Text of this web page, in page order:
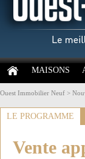
MAISONS
Ouest Immobilier Neuf >
LE PROGRAMME
Vente